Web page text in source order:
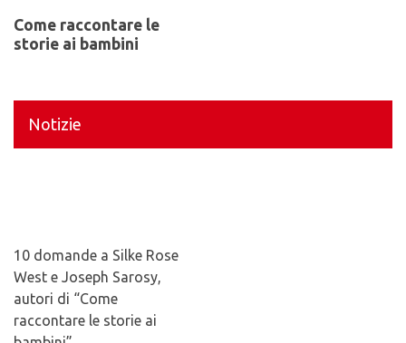
Come raccontare le
storie ai bambini
Notizie
10 domande a Silke Rose
West e Joseph Sarosy,
autori di “Come
raccontare le storie ai